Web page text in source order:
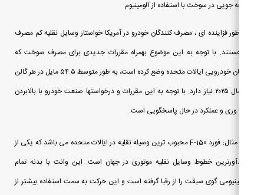
جویی در سوخت با استفاده از آلومینیوم
فزاینده ای ، مصرف کنندگان خودرو در آمریکا خواستار وسایل نقلیه کم مصرف
با توجه به این موضوع بهمراه مقررات جدیدی برای مصرف سوخت که
ناوگان خودرویی ایالات متحده وضع کرده است، به طور متوسط ۵۴.۵ مایل در هر گالن
تا سال ۲۰۲۵ نیاز دارد. با توجه به این مقررات و درخواستها صنعت خودرو با بالابردن
وری و عملکرد در حال پاسخگویی است.
یک مثال: فورد F-150 محبوب ترین وسیله نقلیه در ایالات متحده می باشد که یکی از
خطوط وسایل نقلیه موتوری در جهان است. این وانت با بدنه تمام
گوی سبقت را از رقبا گرفته است و این حرکت به سمت استفاده بیشتر از